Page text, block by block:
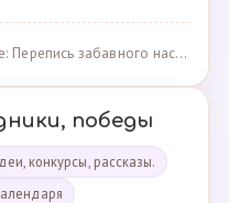
Перепись забавного населения!!! · 09.09.2023
победы
конкурсы, рассказы.